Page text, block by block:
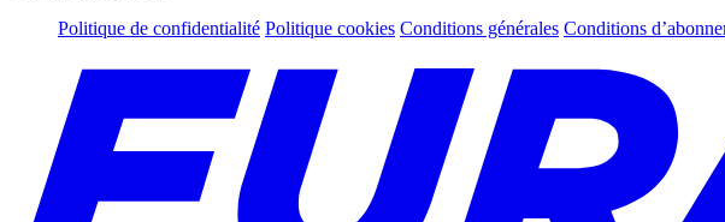
Politique de confidentialité Politique cookies Conditions générales Conditions